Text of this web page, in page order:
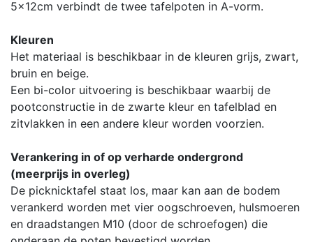
5x12cm verbindt de twee tafelpoten in A-vorm.
Kleuren
Het materiaal is beschikbaar in de kleuren grijs, zwart,
bruin en beige.
Een bi-color uitvoering is beschikbaar waarbij de
pootconstructie in de zwarte kleur en tafelblad en
zitvlakken in een andere kleur worden voorzien.
Verankering in of op verharde ondergrond
(meerprijs in overleg)
De picknicktafel staat los, maar kan aan de bodem
verankerd worden met vier oogschroeven, hulsmoeren
en draadstangen M10 (door de schroefogen) die